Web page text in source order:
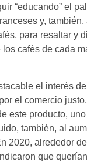
“educando” el
y, también,
para resaltar y
cafés de cada
el interés
el comercio
este producto,
también, al
2020, alrededor
que